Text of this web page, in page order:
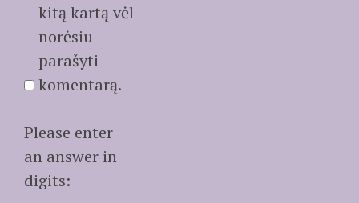
kitą kartą vėl
norėsiu
parašyti
komentarą.
Please enter
an answer in
digits: